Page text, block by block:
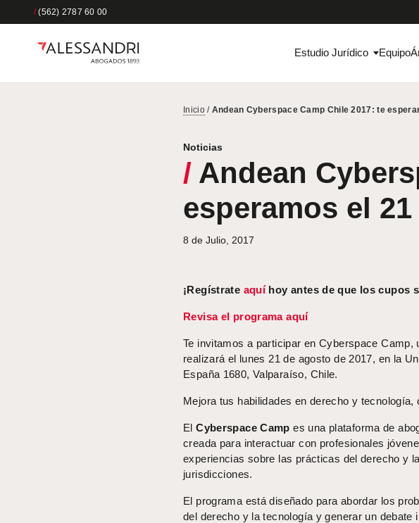
/(562) 2787 60 00
Estudio Jurídico Equipo
Inicio/ Andean Cyberspace Camp Chile 2017: te
Noticias
/ Andean
esperamos el
8 de Julio, 2017
¡Regístrate aquíhoy antes de que los cupos
Revisa el programa aquí
Te invitamos a participar en Cyberspace
realizará el lunes 21 de agosto de 2017, en la
España 1680, Valparaíso, Chile.
Mejora tus habilidades en derecho y
ElCyberspace Camp es una plataforma de
creada para interactuar con profesionales
experiencias sobre las prácticas del derecho y
jurisdicciones.
El programa está diseñado para abordar los
del derecho y la tecnología y generar un